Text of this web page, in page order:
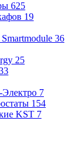
625
19
36
25
Электро 7
154
KST 7